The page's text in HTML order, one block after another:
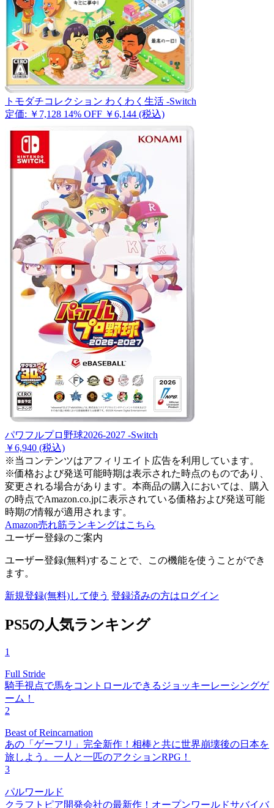
トモダチコレクション わくわく生活 -Switch
定価: ￥7,128 14% OFF ￥6,144 (税込)
パワフルプロ野球2026-2027 -Switch
￥6,940 (税込)
※当コンテンツはアフィリエイト広告を利用しています。
※価格および発送可能時期は表示された時点のものであり、
変更される場合があります。本商品の購入においては、購入
の時点でAmazon.co.jpに表示されている価格および発送可能
時期の情報が適用されます。
Amazon売れ筋ランキングはこちら
ユーザー登録のご案内
ユーザー登録(無料)することで、この機能を使うことができ
ます。
新規登録(無料)して使う 登録済みの方はログイン
PS5の人気ランキング
1
Full Stride
騎手視点で馬をコントロールできるジョッキーレーシングゲ
ーム！
2
Beast of Reincarnation
あの「ゲーフリ」完全新作！相棒と共に世界崩壊後の日本を
旅しよう。一人と一匹のアクションRPG！
3
パルワールド
クラフトピア開発会社の最新作！オープンワールドサバイバ